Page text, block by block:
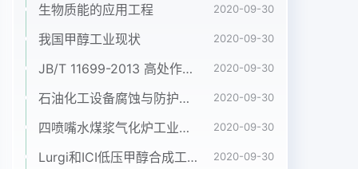
of gasoline. Distillation可以看出,随着甲醇或乙醇
掺合率的增加,燃料的饱showed that compared to
后再降低,而且甲醇汽油的收稿日期:2012-11-09饱和
蒸汽压都V中国煤化工作者简介:赵秀亮(1985—),男,
山东潍坊人,研究生,研3轻烃的CNMHG究方向为乙醇
高,烷烃的蒸汽山东交通科技2013年第1期发性的好坏
生物质能的应用工程 2020-09-30
我国甲醇工业现状 2020-09-30
JB/T 11699-2013 高处作业吊篮安装、拆卸、使用技术规程 2020-09-30
石油化工设备腐蚀与防护参考书十本免费下载，绝版珍藏 2020-09-30
四喷嘴水煤浆气化炉工业应用情况简介 2020-09-30
Lurgi和ICI低压甲醇合成工艺比较 2020-09-30